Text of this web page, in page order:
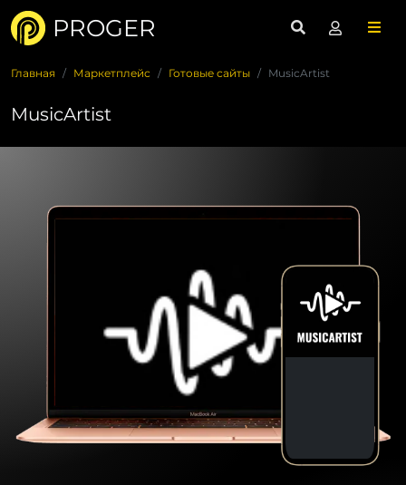
PROGER
Главная Маркетплейс Готовые сайты MusicArtist
MusicArtist